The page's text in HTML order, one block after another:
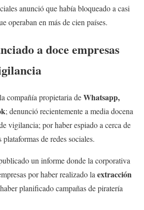
anunció que había bloqueado a casi
operaban en más de cien países.
a doce empresas
la compañía propietaria deWhatsapp,
; denunció recientemente a media docena
vigilancia; por haber espiado a cerca de
de redes sociales.
un informe donde la corporativa
por haber realizado la extracción
planificado campañas de piratería